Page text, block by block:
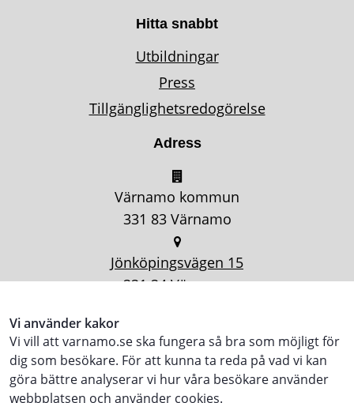
Vi använder kakor
Vi vill att varnamo.se ska fungera så bra som möjligt för
dig som besökare. För att kunna ta reda på vad vi kan
göra bättre analyserar vi hur våra besökare använder
webbplatsen och använder cookies.
Hitta snabbt
Utbildningar
Press
Tillgänglighetsredogörelse
Adress
Värnamo kommun
331 83 Värnamo
Jönköpingsvägen 15
331 34 Värnamo